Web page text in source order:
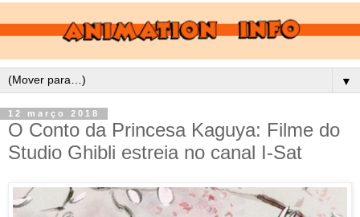
▼
12 março 2018
O Conto da Princesa Kaguya: Filme do
Studio Ghibli estreia no canal I-Sat